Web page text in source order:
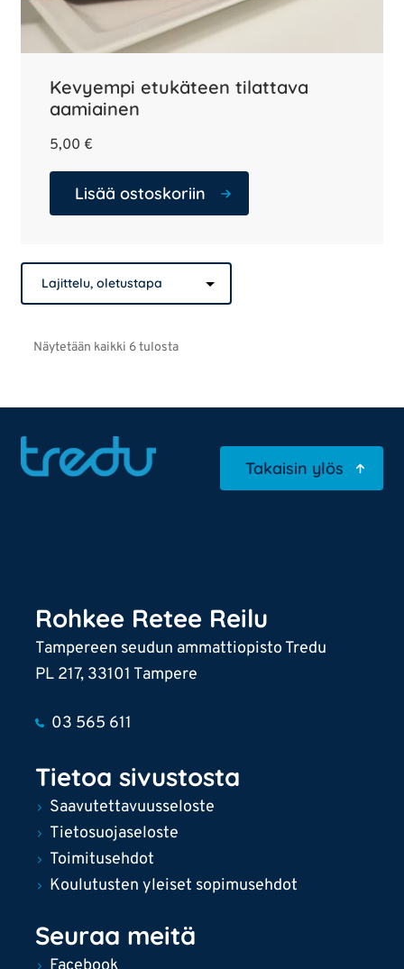
Kevyempi etukäteen tilattava
aamiainen
5,00 €
Lisää ostoskoriin
Näytetään kaikki 6 tulosta
Takaisin ylös
Rohkee Retee Reilu
Tampereen seudun ammattiopisto Tredu
PL 217, 33101 Tampere
03 565 611
Tietoa sivustosta
Saavutettavuusseloste
Tietosuojaseloste
Toimitusehdot
Koulutusten yleiset sopimusehdot
Seuraa meitä